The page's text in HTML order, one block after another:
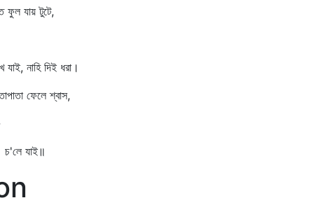
যায় টুটে,
নাহি দিই ধরা।
ফেলে শ্বাস,
চ'লে যাই॥